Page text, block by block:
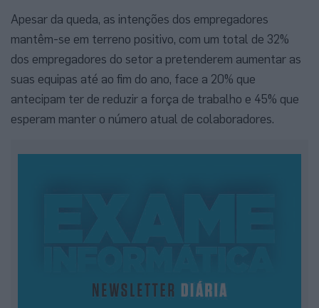
Apesar da queda, as intenções dos empregadores
mantêm-se em terreno positivo, com um total de 32%
dos empregadores do setor a pretenderem aumentar as
suas equipas até ao fim do ano, face a 20% que
antecipam ter de reduzir a força de trabalho e 45% que
esperam manter o número atual de colaboradores.